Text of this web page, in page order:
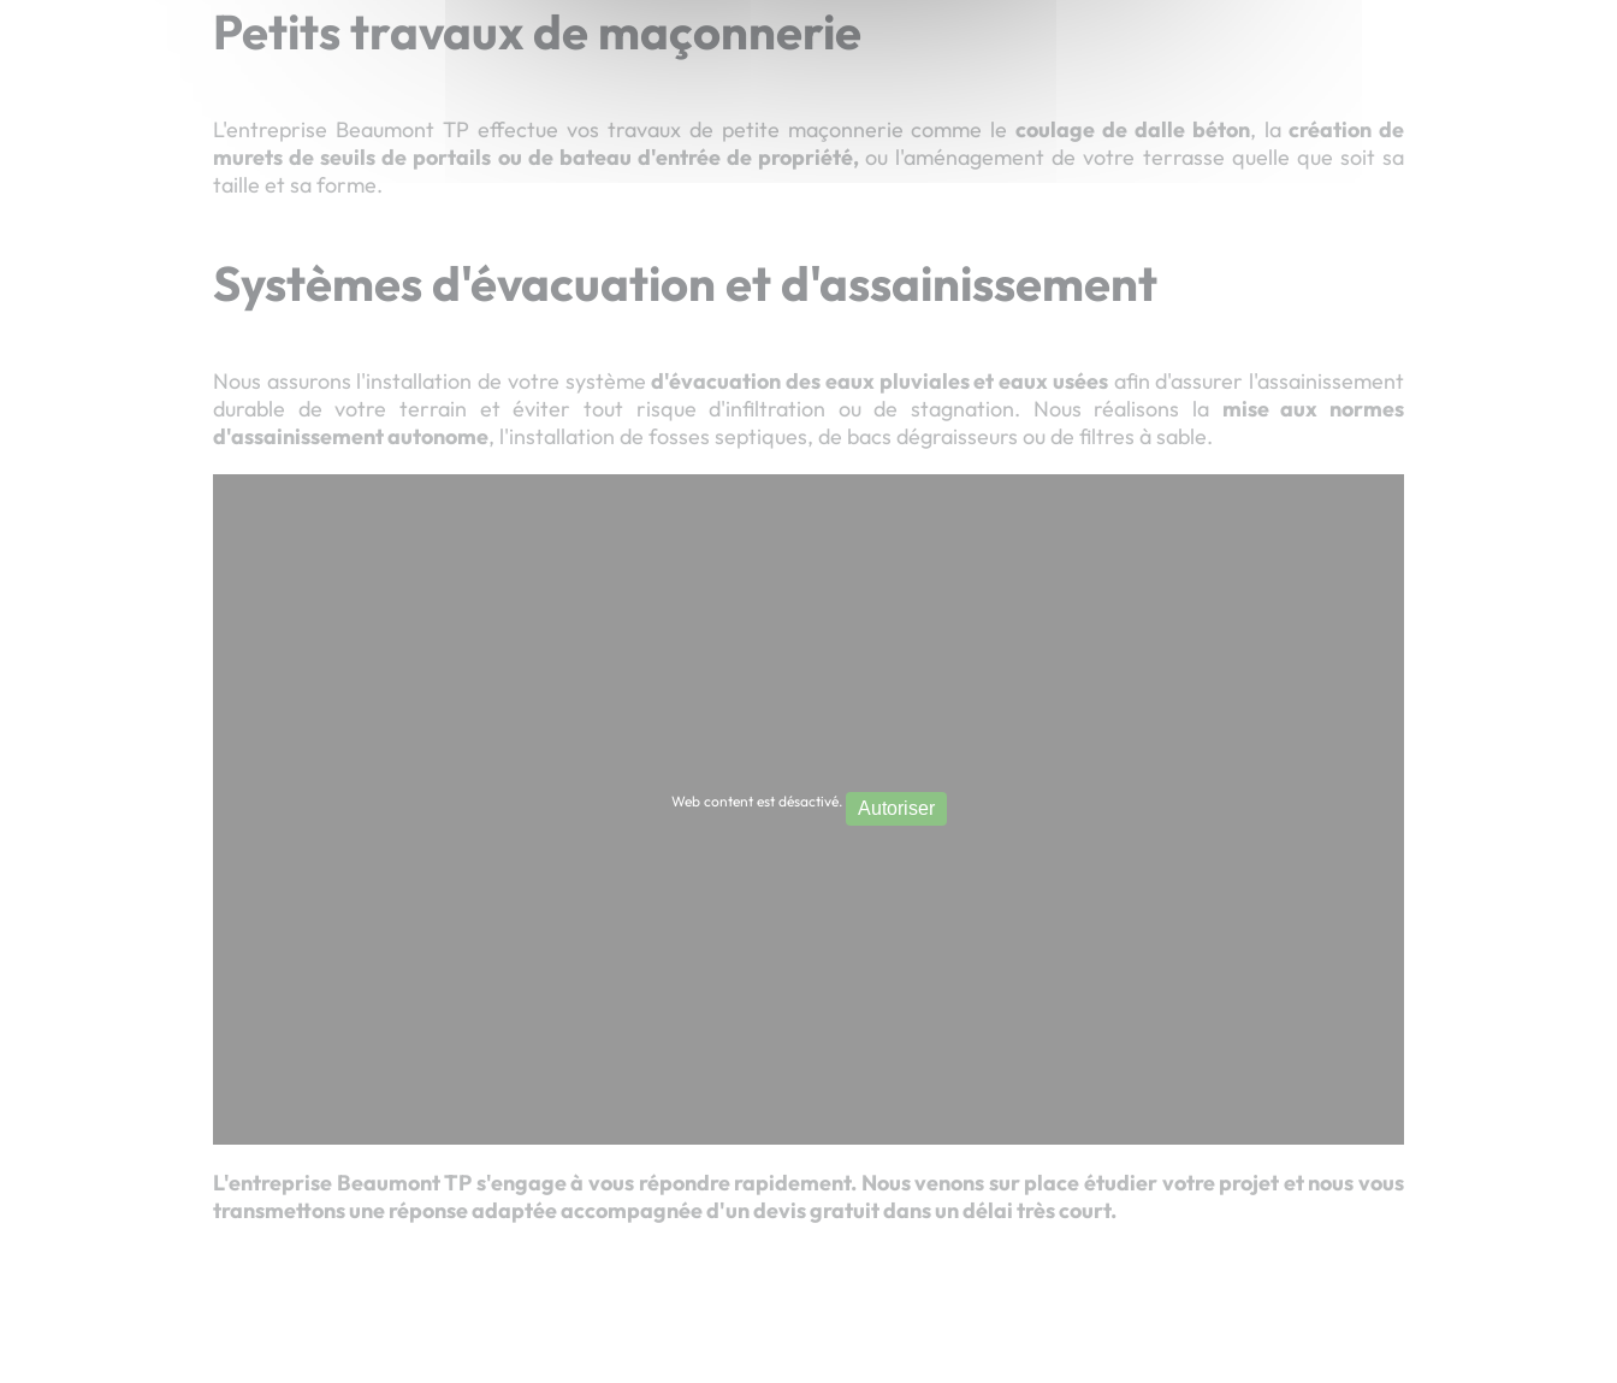
Petits travaux de maçonnerie
L'entreprise Beaumont TP effectue vos travaux de petite maçonnerie comme lecoulage de dalle béton, la création de
murets de seuils de portails ou de bateau d'entrée de propriété, ou l'aménagement de votre terrasse quelle que soit sa
taille et sa forme.
Systèmes d'évacuation et d'assainissement
Nous assurons l'installation de votre systèmed'évacuation des eaux pluviales et eaux uséesafin d'assurer l'assainissement
durable de votre terrain et éviter tout risque d'infiltration ou de stagnation. Nous réalisons la mise aux normes
d'assainissement autonome, l'installation de fosses septiques, de bacs dégraisseurs ou de filtres à sable.
Web content est désactivé. Autoriser
L'entreprise Beaumont TP s'engage à vous répondre rapidement. Nous venons sur place étudier votre projet et nous vous
transmettons une réponse adaptée accompagnée d'un devis gratuit dans un délai très court.